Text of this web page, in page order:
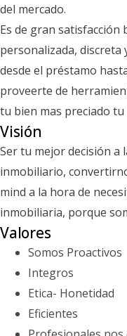
del mercado.
Es de gran
personalizada, discreta
desde el préstamo
proveerte de
tu bien mas preciado tu
Visión
Ser tu mejor decisión a
inmobiliario,
mind a la hora de
inmobiliaria, porque
Valores
Somos Proactivos
Integros
Etica- Honetidad
Eficientes